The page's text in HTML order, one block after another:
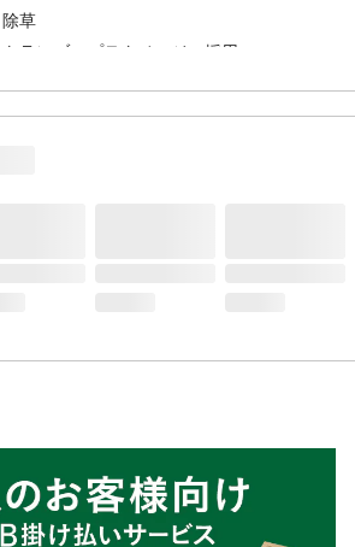
除草
トランゾープテクノロジー採用
グリホサートカリウム塩、添加物他